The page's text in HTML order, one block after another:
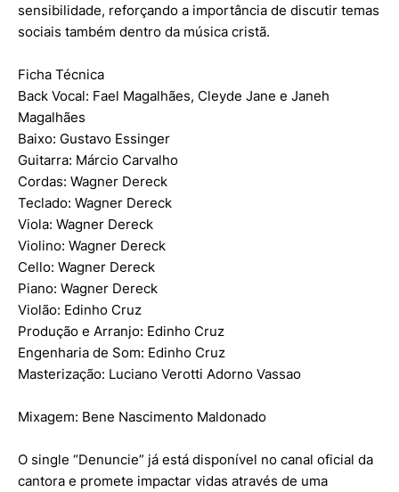
sensibilidade, reforçando a importância de discutir temas
sociais também dentro da música cristã.
Ficha Técnica
Back Vocal: Fael Magalhães, Cleyde Jane e Janeh
Magalhães
Baixo: Gustavo Essinger
Guitarra: Márcio Carvalho
Cordas: Wagner Dereck
Teclado: Wagner Dereck
Viola: Wagner Dereck
Violino: Wagner Dereck
Cello: Wagner Dereck
Piano: Wagner Dereck
Violão: Edinho Cruz
Produção e Arranjo: Edinho Cruz
Engenharia de Som: Edinho Cruz
Masterização: Luciano Verotti Adorno Vassao
Mixagem: Bene Nascimento Maldonado
O single “Denuncie” já está disponível no canal oficial da
cantora e promete impactar vidas através de uma